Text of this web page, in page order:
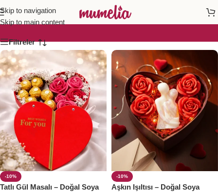
Skip to navigation
Skip to main content
masa üstü dekor
Filtreler
-10%
Tatlı Gül Masalı – Doğal Soya
-10%
Aşkın Işıltısı – Doğal Soya